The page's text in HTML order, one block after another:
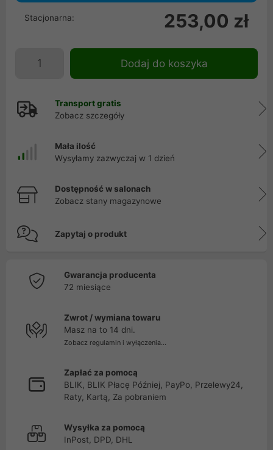
Stacjonarna: 253,00 zł
Dodaj do koszyka
Transport gratis
Zobacz szczegóły
Mała ilość
Wysyłamy zazwyczaj w 1 dzień
Dostępność w salonach
Zobacz stany magazynowe
Zapytaj o produkt
Gwarancja producenta
72 miesiące
Zwrot / wymiana towaru
Masz na to 14 dni.
Zobacz regulamin i wyłączenia...
Zapłać za pomocą
BLIK, BLIK Płacę Później, PayPo, Przelewy24,
Raty, Kartą, Za pobraniem
Wysyłka za pomocą
InPost, DPD, DHL